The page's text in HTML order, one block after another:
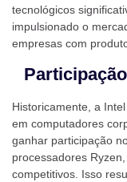
tecnológicos
impulsionado o
empresas com
Historicamente, a
em computadores
ganhar participação
processadores
competitivos. Isso